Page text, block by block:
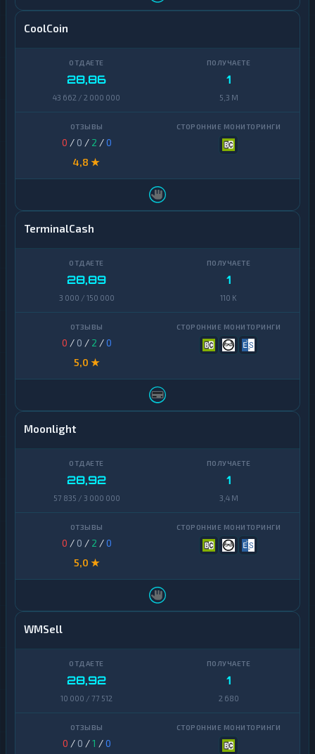
CoolCoin
28,86
43 662 / 2 000 000
1
5,3 M
0 / 0 / 2 /0
4,8 ★
TerminalCash
28,89
3 000 / 150 000
1
110 K
0 / 0 / 2 /0
5,0 ★
Moonlight
28,92
57 835 / 3 000 000
1
3,4 M
0 / 0 / 2 /0
5,0 ★
WMSell
28,92
10 000 / 77 512
1
2 680
0 / 0 /1 /0